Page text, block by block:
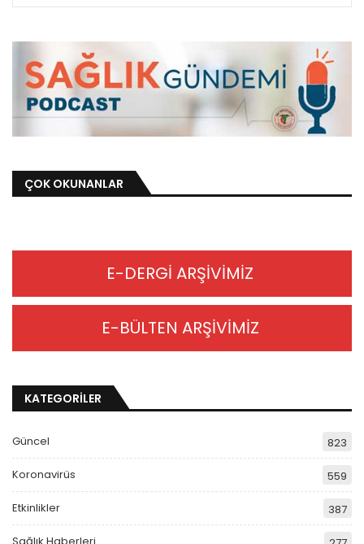
ÇOK OKUNANLAR
E-DERGİ ARŞİVİMİZ
E-BÜLTEN ARŞİVİMİZ
KATEGORİLER
Güncel 823
Koronavirüs 559
Etkinlikler 387
Sağlık Haberleri